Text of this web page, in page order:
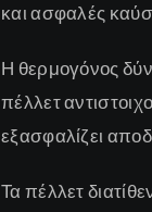
και ασφαλές
Η θερμογόνος
πέλλετ
εξασφαλίζει
Τα πέλλετ